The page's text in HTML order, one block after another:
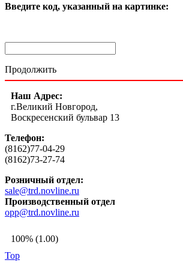
Введите код, указанный на картинке:
Продолжить
Наш Адрес:
г.Великий Новгород,
Воскресенский бульвар 13
Телефон:
(8162)77-04-29
(8162)73-27-74
Розничный отдел:
sale@trd.novline.ru
Производственный отдел
opp@trd.novline.ru
100% (1.00)
Top